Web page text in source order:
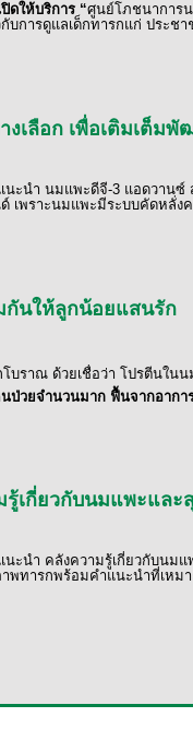
ปิดให้บริการ “ศูนย์โภชนาการ
บการดูแลเด็กทารกแก่ ประ
เลือก เพื่อเติมเต็มพั
นะนำ นมแพะดีจี-3 แอดวานซ์
เพราะนมแพะมีระบบคัดหลั่ง
กันให้ลูกน้อยแสนรัก
บราณ ด้วยเชื่อว่า โปรตีนใน
ป่วยจำนวนมาก ฟื้นจากอากา
รู้เกี่ยวกับนมแพะแล
นะนำ คลังความรู้เกี่ยวกับนม
ทารกพร้อมคำแนะนำที่เหม